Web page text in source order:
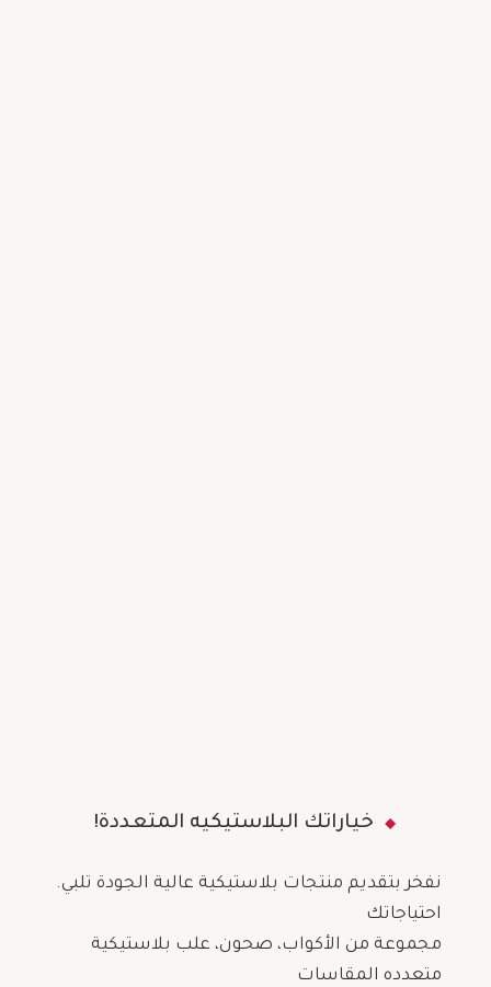
!خياراتك البلاستيكيه المتعددة
.نفخر بتقديم منتجات بلاستيكية عالية الجودة تلبي
احتياجاتك
مجموعة من الأكواب، صحون، علب بلاستيكية
متعدده المقاسات